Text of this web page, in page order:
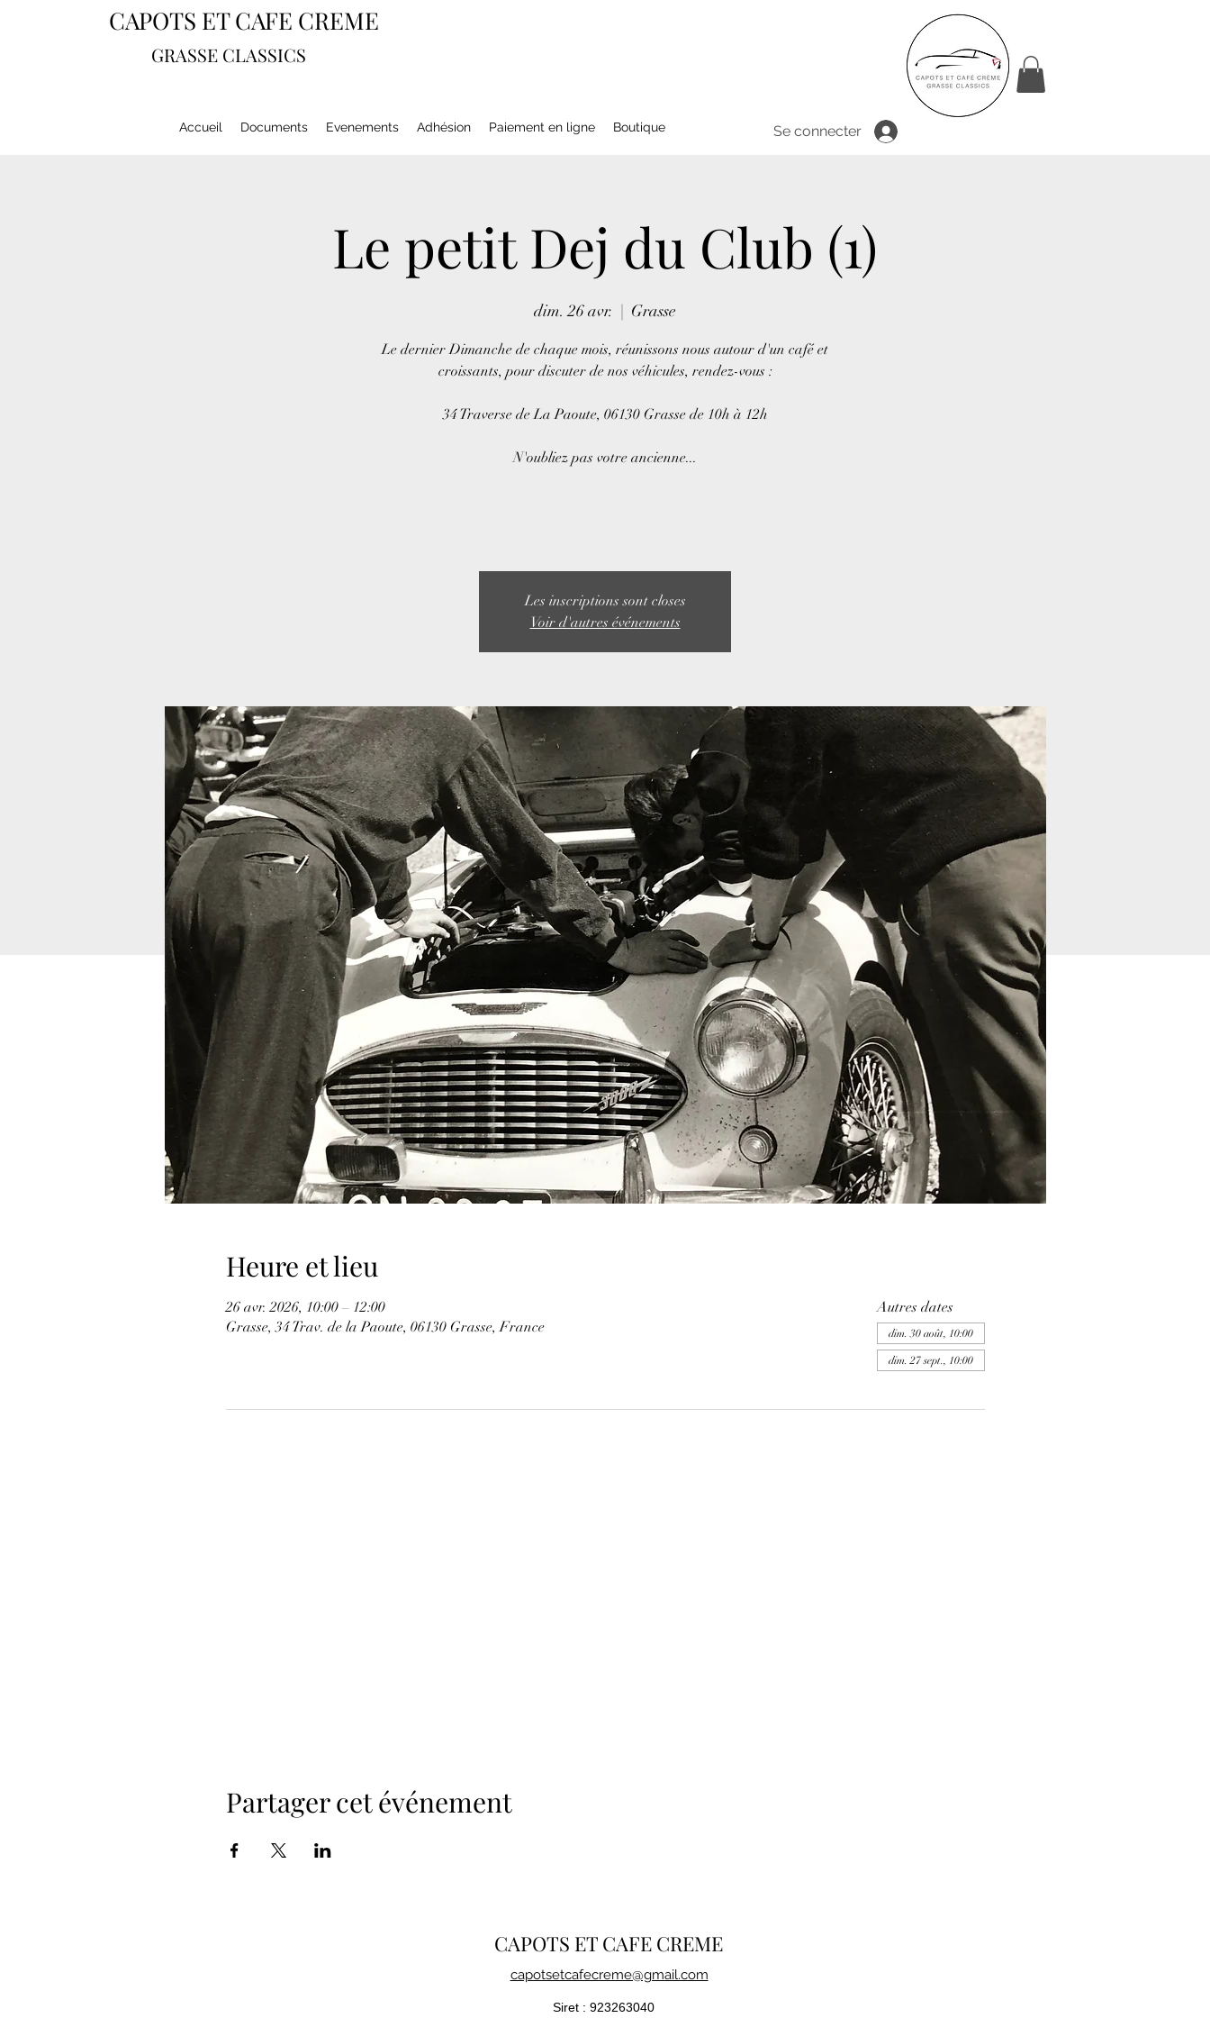
CAPOTS ET CAFE CREME
GRASSE CLASSICS
Accueil Documents Evenements Adhésion Paiement en ligne Boutique Se connecter
Le petit Dej du Club (1)
dim. 26 avr.
  |
Grasse
Le dernier Dimanche de chaque mois, réunissons nous autour d'un café et
croissants, pour discuter de nos véhicules, rendez-vous :
34 Traverse de La Paoute, 06130 Grasse de 10h à 12h
N'oubliez pas votre ancienne...
Les inscriptions sont closes
Voir d'autres événements
Heure et lieu
26 avr. 2026, 10:00 – 12:00
Grasse, 34 Trav. de la Paoute, 06130 Grasse, France
Autres dates
dim. 30 août, 10:00
dim. 27 sept., 10:00
Partager cet événement
CAPOTS ET CAFE CREME
capotsetcafecreme@gmail.com
Siret : 923263040